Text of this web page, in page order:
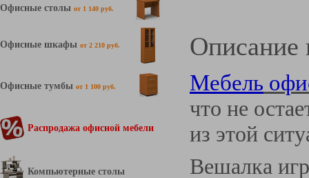
Офисные столы от 1 140 руб.
Офисные шкафы от 2 210 руб.
Офисные тумбы от 1 100 руб.
Распродажа офисной мебели
Компьютерные столы
Описание
Мебель
что не
из этой
Вешалка